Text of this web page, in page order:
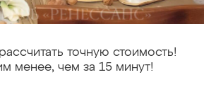
точную стоимость!
менее, чем за 15 минут!